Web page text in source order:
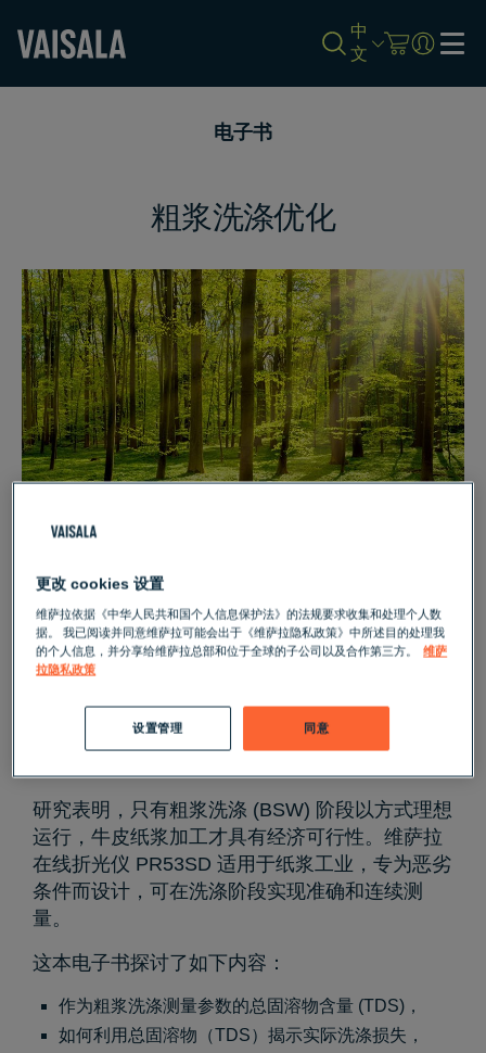
中
文
电子书
粗浆洗涤优化
您知道总固溶物含量是可以同时计算无
机物和有机物的唯一测量参数吗？
研究表明，只有粗浆洗涤 (BSW) 阶段以方式理想
运行，牛皮纸浆加工才具有经济可行性。 维萨拉
在线折光仪 PR53SD 适用于纸浆工业，专为恶劣
条件而设计，可在洗涤阶段实现准确和连续测
量。
这本电子书探讨了如下内容：
作为粗浆洗涤测量参数的总固溶物含量 (TDS)，
如何利用总固溶物（TDS）揭示实际洗涤损失，
更改 cookies 设置
维萨拉依据《中华人民共和国个人信息保护法》的法规要求收集和处理个人数
据。 我已阅读并同意维萨拉可能会出于《维萨拉隐私政策》中所述目的处理我
的个人信息，并分享给维萨拉总部和位于全球的子公司以及合作第三方。
维萨
拉隐私政策
同意
设置管理